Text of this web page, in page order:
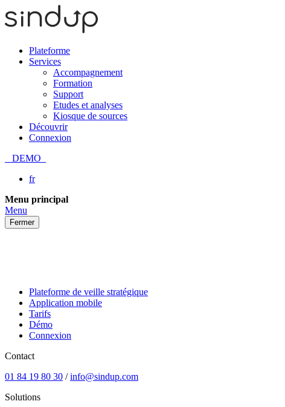
Plateforme
Services
Accompagnement
Formation
Support
Etudes et analyses
Kiosque de sources
Découvrir
Connexion
DEMO
fr
Passer
au
contenu
Menu principal
Menu
Fermer
Plateforme de veille stratégique
Application mobile
Tarifs
Démo
Connexion
Contact
01 84 19 80 30 /info@sindup.com
Solutions